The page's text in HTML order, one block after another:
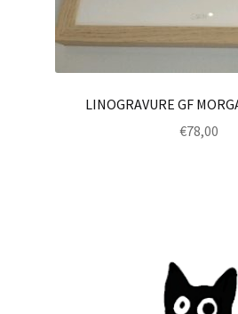
LINOGRAVURE GF
€78,00